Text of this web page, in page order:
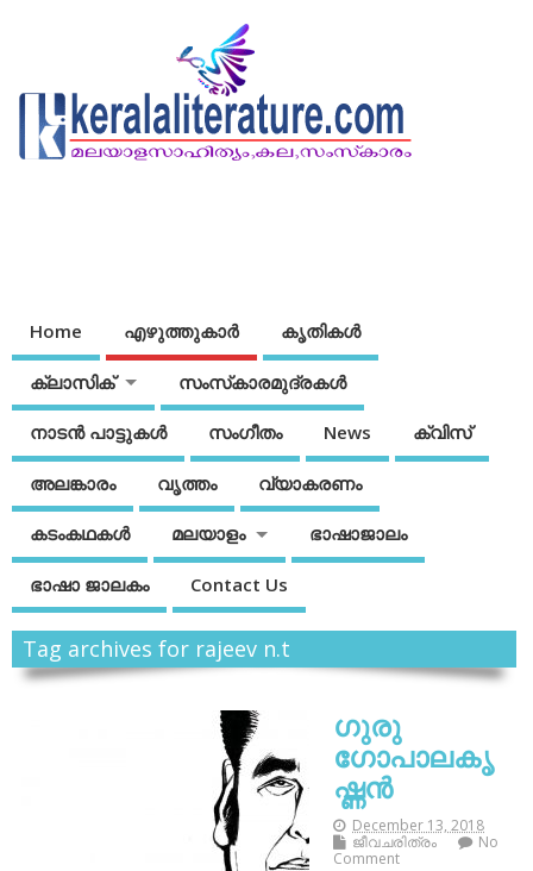
Home എഴുത്തുകാര്‍ കൃതികൾ
ക്ലാസിക് സംസ്‌കാരമുദ്രകള്‍
നാടന്‍ പാട്ടുകള്‍ സംഗീതം News ക്വിസ്
അലങ്കാരം വൃത്തം വ്യാകരണം
കടംകഥകള്‍ മലയാളം ഭാഷാജാലം
ഭാഷാ ജാലകം Contact Us
Tag archives for rajeev n.t
ഗുരു
ഗോപാലകൃ
ഷ്ണന്‍
December 13, 2018
ജീവചരിത്രം
No
Comment